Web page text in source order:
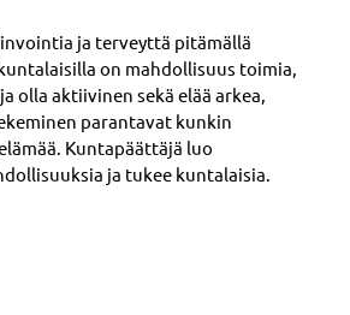
ja terveyttä pitämällä
on mahdollisuus toimia,
olla aktiivinen sekä elää arkea,
parantavat kunkin
Kuntapäättäjä luo
ja tukee kuntalaisia.